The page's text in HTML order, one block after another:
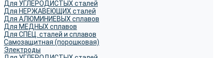
Для УГЛЕРОДИСТЫХ сталей
Для НЕРЖАВЕЮЩИХ сталей
Для АЛЮМИНИЕВЫХ сплавов
Для МЕДНЫХ сплавов
Для СПЕЦ. сталей и сплавов
Самозащитная (порошковая)
Электроды